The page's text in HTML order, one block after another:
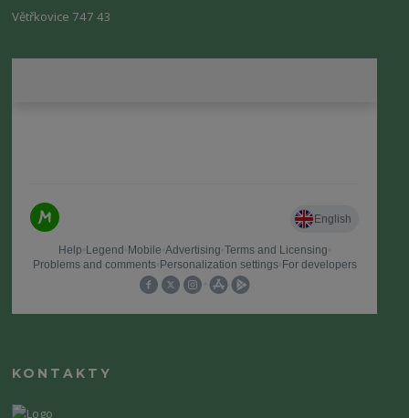
Větřkovice 747 43
KONTAKTY